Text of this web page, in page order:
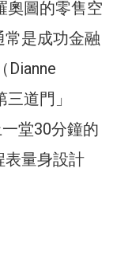
奧圖的零售空
是成功金融
Dianne
道門」
堂30分鐘的
表量身設計